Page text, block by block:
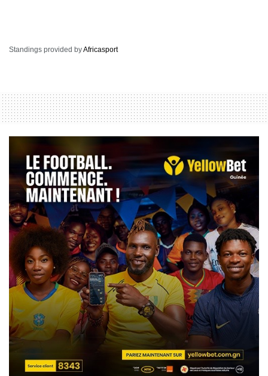
Standings provided byAfricasport